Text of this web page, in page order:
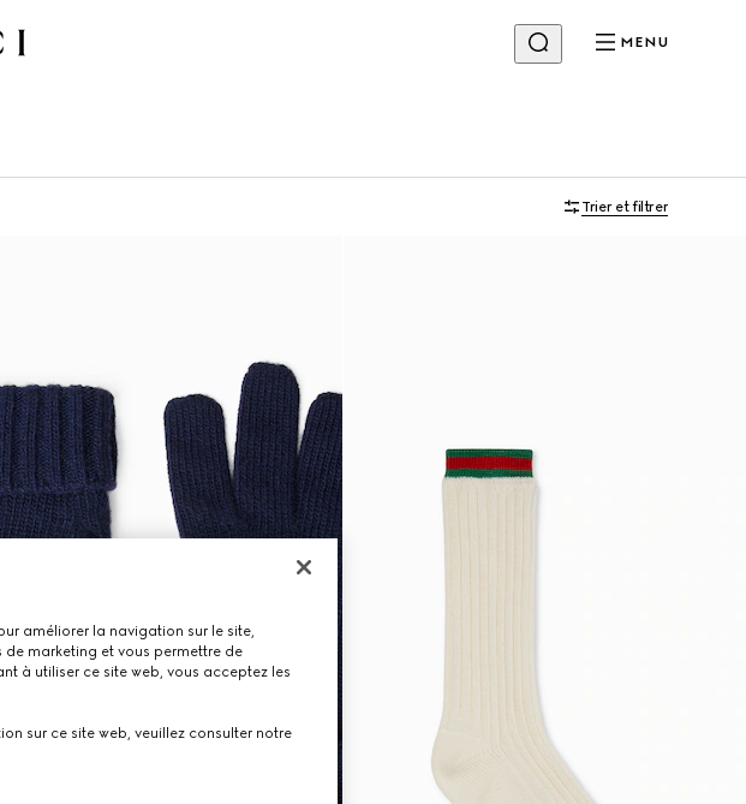
MENU
Trier et filtrer
améliorer la navigation sur le site,
marketing et vous permettre de
à utiliser ce site web, vous acceptez les
sur ce site web, veuillez consulter notre